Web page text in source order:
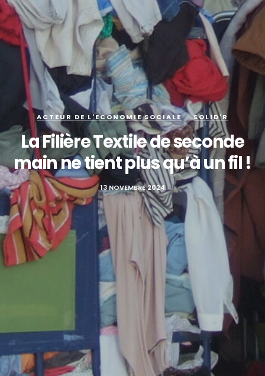
ACTEUR DE L'ECONOMIE SOCIALE SOLID'R
La Filière Textile de seconde
main ne tient plus qu’à un fil !
13 NOVEMBRE 2024